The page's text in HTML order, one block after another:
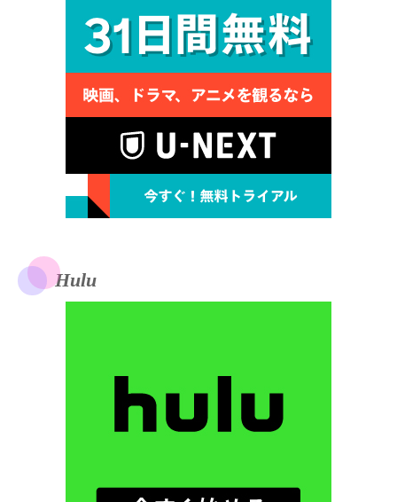
Hulu